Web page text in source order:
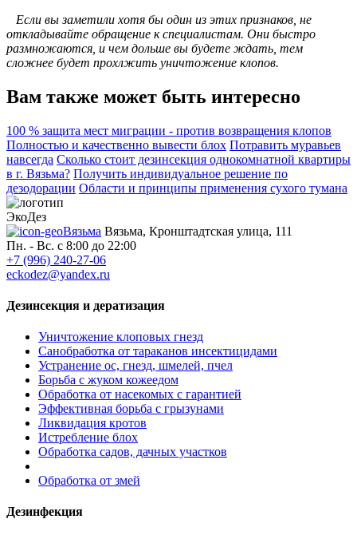
Если вы заметили хотя бы один из этих признаков, не
откладывайте обращение к специалистам. Они быстро
размножаются, и чем дольше вы будете ждать, тем
сложнее будет прохлжить уничтожение клопов.
Вам также может быть интересно
100 % защита мест миграции - против возвращения клопов
Полностью и качественно вывести блох Потравить муравьев
навсегда Сколько стоит дезинсекция однокомнатной квартиры
в г. Вязьма? Получить индивидуальное решение по
дезодорации Области и принципы применения сухого тумана
ЭкоДез
Вязьма Вязьма, Кронштадтская улица, 111
Пн. - Вс. с 8:00 до 22:00
+7 (996) 240-27-06
eckodez@yandex.ru
Дезинсекция и дератизация
Уничтожение клоповых гнезд
Санобработка от тараканов инсектицидами
Устранение ос, гнезд, шмелей, пчел
Борьба с жуком кожеедом
Обработка от насекомых с гарантией
Эффективная борьба с грызунами
Ликвидация кротов
Истребление блох
Обработка садов, дачных участков
Обработка от змей
Дезинфекция